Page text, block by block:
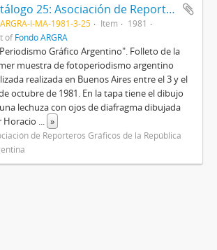
Catálogo 25: Asociación de Reporteros Gráficos de la República Argentina
I-MA-1981-3-25 Item
1981
ofFondo ARGRA
Gráfico Argentino". Folleto de la
muestra de fotoperiodismo argentino
realizada en Buenos Aires entre el 3 y el
octubre de 1981. En la tapa tiene el dibujo
lechuza con ojos de diafragma dibujada
Horacio ... »
de Reporteros Gráficos de la República